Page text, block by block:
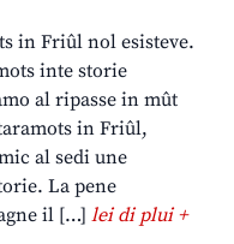
in Friûl nol esisteve.
inte storie
al ripasse in mût
in Friûl,
al sedi une
La pene
il […] lei di plui +